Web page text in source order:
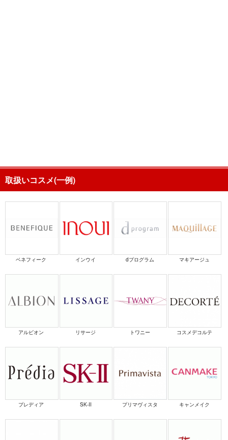
取扱いコスメ(一例)
ベネフィーク インウイ dプログラム マキアージュ
アルビオン リサージ トワニー コスメデコルテ
プレディア SK-II プリマヴィスタ キャンメイク